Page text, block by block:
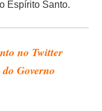
Espírito Santo.
no Twitter
Governo